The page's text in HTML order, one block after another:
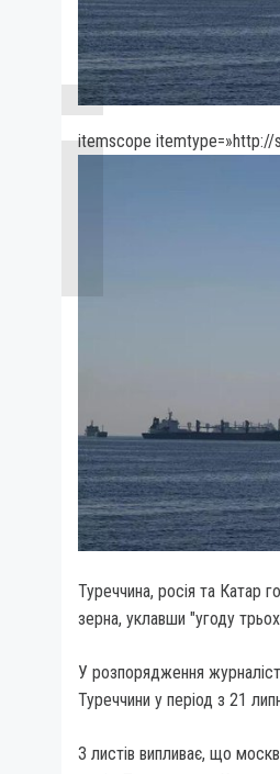
itemscope itemtype=»http://
Туреччина, росія та Катар
зерна, уклавши "угоду
У розпорядження
Туреччини у період з 21
З листів випливає, що